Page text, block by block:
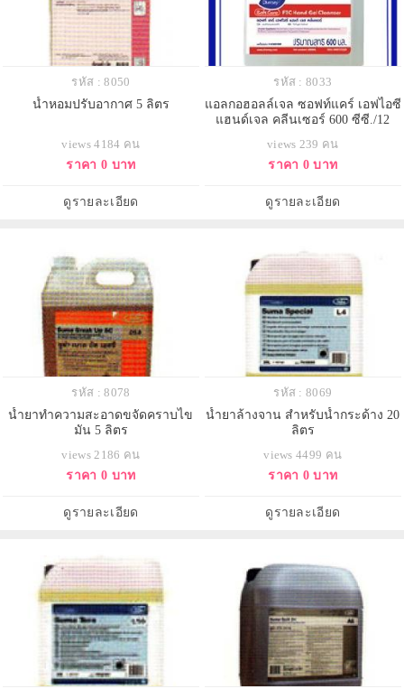
รหัส : 8050
น้ำหอมปรับอากาศ 5 ลิตร
views 4184 คน
ราคา 0 บาท
ดูรายละเอียด
รหัส : 8033
แอลกอฮอลล์เจล ซอฟท์แคร์ เอฟไอซี
แฮนด์เจล คลีนเซอร์ 600 ซีซี./12
views 239 คน
ราคา 0 บาท
ดูรายละเอียด
รหัส : 8078
น้ำยาทำความสะอาดขจัดคราบไข
มัน 5 ลิตร
views 2186 คน
ราคา 0 บาท
ดูรายละเอียด
รหัส : 8069
น้ำยาล้างจาน สำหรับน้ำกระด้าง 20
ลิตร
views 4499 คน
ราคา 0 บาท
ดูรายละเอียด